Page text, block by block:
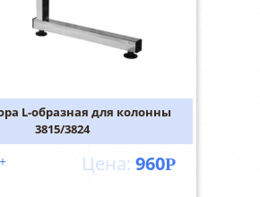
L-образная для колонны
3815/3824
960Р
+